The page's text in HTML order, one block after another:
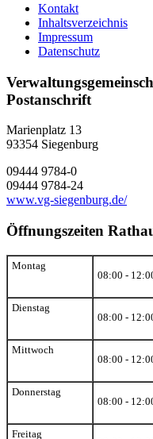
Kontakt
Inhaltsverzeichnis
Impressum
Datenschutz
Postanschrift
Marienplatz 13
93354 Siegenburg
09444 9784-0
09444 9784-24
www.vg-siegenburg.de/
Öffnungszeiten
Montag
08:00 -
Dienstag
08:00 -
Mittwoch
08:00 -
Donnerstag
08:00 -
Freitag